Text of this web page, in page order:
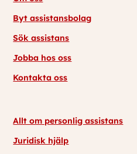
Byt assistansbolag
Sök assistans
Jobba hos oss
Kontakta oss
Allt om personlig assistans
Juridisk hjälp